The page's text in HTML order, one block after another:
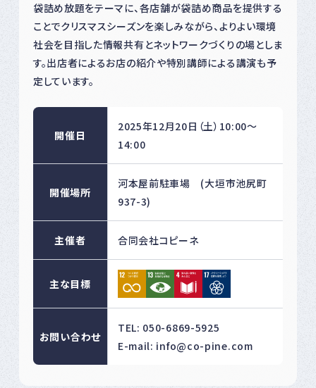
袋詰め放題をテーマに、各店舗が袋詰め商品を提供する
ことでクリスマスシーズンを楽しみながら、よりよい環境
社会を目指した情報共有とネットワークづくりの場としま
す。出店者によるお店の紹介や特別講師による講演も予
定しています。
開催日
2025年12月20日（土）10:00～
14:00
開催場所
河本屋前駐車場 (大垣市池尻町
937-3)
主催者 合同会社コピーネ
主な目標
お問い合わせ
TEL: 050-6869-5925
E-mail: info@co-pine.com